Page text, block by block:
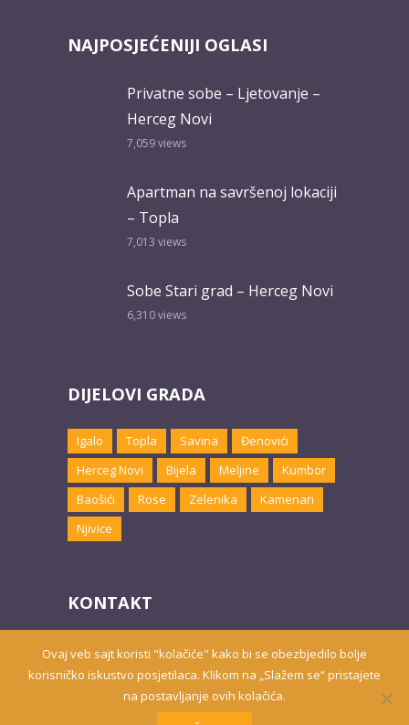
NAJPOSJEĆENIJI OGLASI
Privatne sobe – Ljetovanje –
Herceg Novi
7,059views
Apartman na savršenoj lokaciji
– Topla
7,013 views
Sobe Stari grad – Herceg Novi
6,310views
DIJELOVI GRADA
Igalo Topla Savina
Đenovići
Herceg Novi
Bijela Meljine
Kumbor
Baošići
Rose Zelenika
Kamenari
Njivice
KONTAKT
Email:marketing@hnsmjestaj.com
Ovaj veb sajt koristi "kolačiće" kako bi se obezbjedilo bolje
korisničko iskustvo posjetilaca. Klikom na „Slažem se“ pristajete
na postavljanje ovih kolačića.